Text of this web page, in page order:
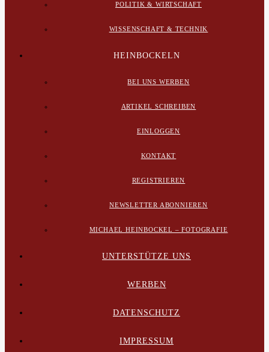
POLITIK & WIRTSCHAFT
WISSENSCHAFT & TECHNIK
HEINBOCKELN
BEI UNS WERBEN
ARTIKEL SCHREIBEN
EINLOGGEN
KONTAKT
REGISTRIEREN
NEWSLETTER ABONNIEREN
MICHAEL HEINBOCKEL – FOTOGRAFIE
UNTERSTÜTZE UNS
WERBEN
DATENSCHUTZ
IMPRESSUM